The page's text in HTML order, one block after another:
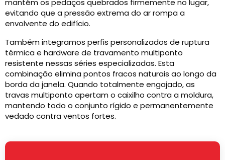
mantém os pedaços quebrados firmemente no lugar,
evitando que a pressão extrema do ar rompa a
envolvente do edifício.
Também integramos perfis personalizados de ruptura
térmica e hardware de travamento multiponto
resistente nessas séries especializadas. Esta
combinação elimina pontos fracos naturais ao longo da
borda da janela. Quando totalmente engajado, as
travas multiponto apertam o caixilho contra a moldura,
mantendo todo o conjunto rígido e permanentemente
vedado contra ventos fortes.